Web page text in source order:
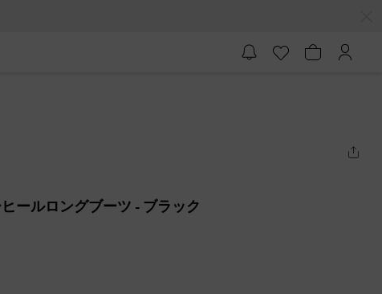
ールロングブーツ - ブラック